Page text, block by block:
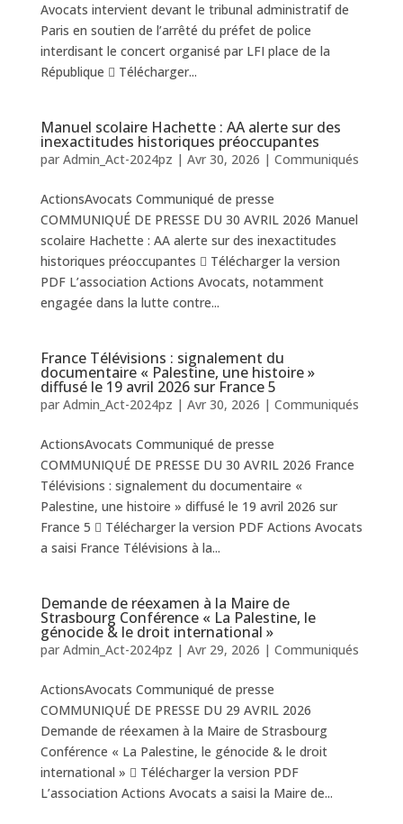
Avocats intervient devant le tribunal administratif de
Paris en soutien de l’arrêté du préfet de police
interdisant le concert organisé par LFI place de la
République  Télécharger...
Manuel scolaire Hachette : AA alerte sur des
inexactitudes historiques préoccupantes
par Admin_Act-2024pz | Avr 30, 2026 | Communiqués
ActionsAvocats Communiqué de presse
COMMUNIQUÉ DE PRESSE DU 30 AVRIL 2026 Manuel
scolaire Hachette : AA alerte sur des inexactitudes
historiques préoccupantes  Télécharger la version
PDF L’association Actions Avocats, notamment
engagée dans la lutte contre...
France Télévisions : signalement du
documentaire « Palestine, une histoire »
diffusé le 19 avril 2026 sur France 5
par Admin_Act-2024pz | Avr 30, 2026 | Communiqués
ActionsAvocats Communiqué de presse
COMMUNIQUÉ DE PRESSE DU 30 AVRIL 2026 France
Télévisions : signalement du documentaire «
Palestine, une histoire » diffusé le 19 avril 2026 sur
France 5  Télécharger la version PDF Actions Avocats
a saisi France Télévisions à la...
Demande de réexamen à la Maire de
Strasbourg Conférence « La Palestine, le
génocide & le droit international »
par Admin_Act-2024pz | Avr 29, 2026 | Communiqués
ActionsAvocats Communiqué de presse
COMMUNIQUÉ DE PRESSE DU 29 AVRIL 2026
Demande de réexamen à la Maire de Strasbourg
Conférence « La Palestine, le génocide & le droit
international »  Télécharger la version PDF
L’association Actions Avocats a saisi la Maire de...